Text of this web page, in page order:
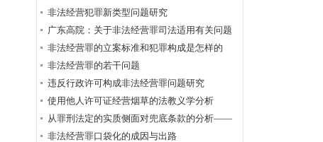
非法经营犯罪新类型问题研究
广东高院：关于非法经营罪司法适用有关问题
的调研报告
非法经营罪的立案标准和犯罪构成是怎样的
非法经营罪的若干问题
违反行政许可构成非法经营罪问题研究
使用他人许可证经营烟草的法教义学分析
从罪刑法定的实质侧面对兜底条款的分析——
以非法经营罪为例
非法经营罪口袋化的成因与出路